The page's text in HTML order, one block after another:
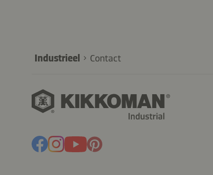
Industrieel Contact